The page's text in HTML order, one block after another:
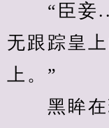
“臣妾
无跟踪皇
上。”
黑眸在